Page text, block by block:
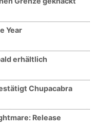
Year
erhältlich
Chupacabra
Release